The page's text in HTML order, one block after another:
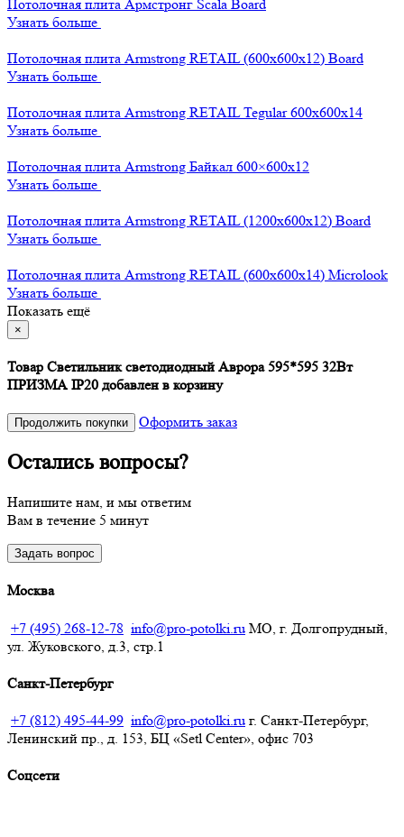
Потолочная плита Армстронг Scala Board
Узнать больше
Потолочная плита Armstrong RETAIL (600x600x12) Board
Узнать больше
Потолочная плита Armstrong RETAIL Tegular 600x600x14
Узнать больше
Потолочная плита Armstrong Байкал 600×600х12
Узнать больше
Потолочная плита Armstrong RETAIL (1200x600x12) Board
Узнать больше
Потолочная плита Armstrong RETAIL (600x600x14) Microlook
Узнать больше
Показать ещё
×
Товар Светильник светодиодный Аврора 595*595 32Вт
ПРИЗМА IP20 добавлен в корзину
Продолжить покупки Оформить заказ
Остались вопросы?
Напишите нам, и мы ответим
Вам в течение 5 минут
Задать вопрос
Москва
+7 (495) 268-12-78 info@pro-potolki.ru МО, г. Долгопрудный,
ул. Жуковского, д.3, стр.1
Санкт-Петербург
+7 (812) 495-44-99 info@pro-potolki.ru г. Санкт-Петербург,
Ленинский пр., д. 153, БЦ «Setl Center», офис 703
Соцсети